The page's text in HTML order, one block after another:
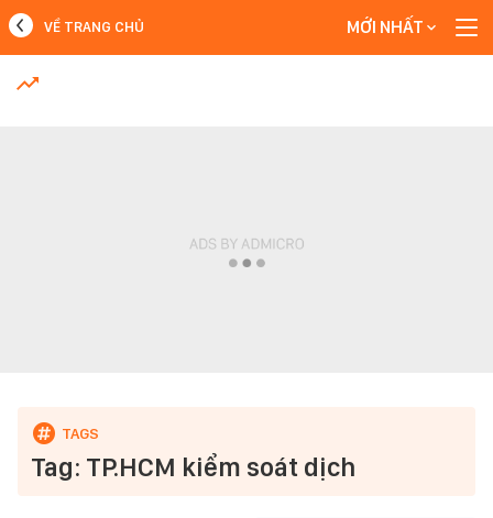
MỚI NHẤT
VỀ TRANG CHỦ MỚI NHẤT
Tag: TP.HCM kiểm soát dịch